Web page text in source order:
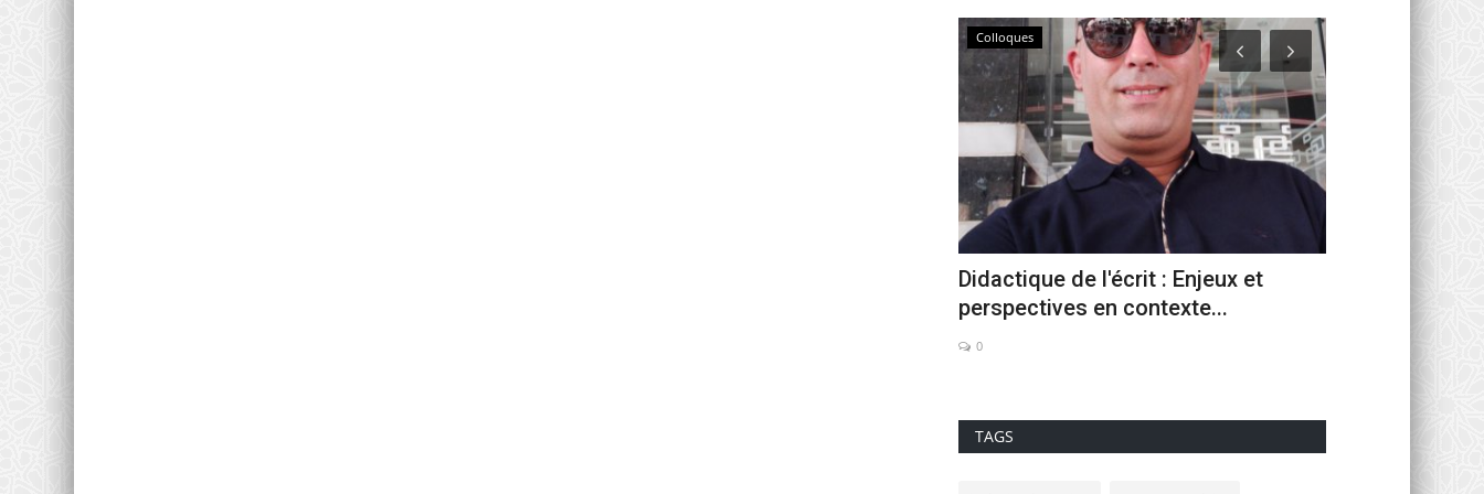
Colloques
Didactique de l'écrit : Enjeux et
perspectives en contexte...
0
TAGS